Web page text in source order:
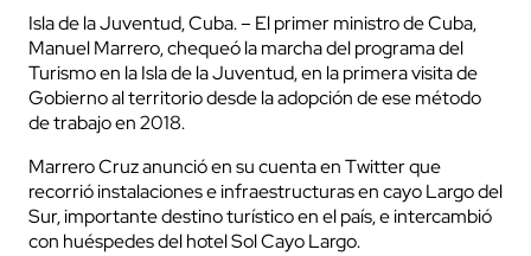
Isla de la Juventud, Cuba. – El primer ministro de Cuba,
Manuel Marrero, chequeó la marcha del programa del
Turismo en la Isla de la Juventud, en la primera visita de
Gobierno al territorio desde la adopción de ese método
de trabajo en 2018.
Marrero Cruz anunció en su cuenta en Twitter que
recorrió instalaciones e infraestructuras en cayo Largo del
Sur, importante destino turístico en el país, e intercambió
con huéspedes del hotel Sol Cayo Largo.